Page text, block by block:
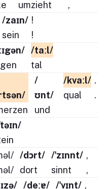
umzieht
,
/zaɪn/
sein
!
!
/taːl/
tal
/
ʊnt/
und
/kvaːl/
qual
.
.
/dɔrt/
dort
/ˈzɪnnt/
sinnt
,
,
/deːɐ/ /ˈvɪnt/ ,